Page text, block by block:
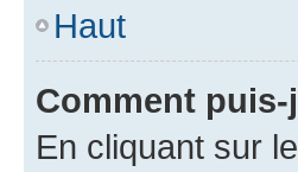
Haut
Comment
En cliquant sur